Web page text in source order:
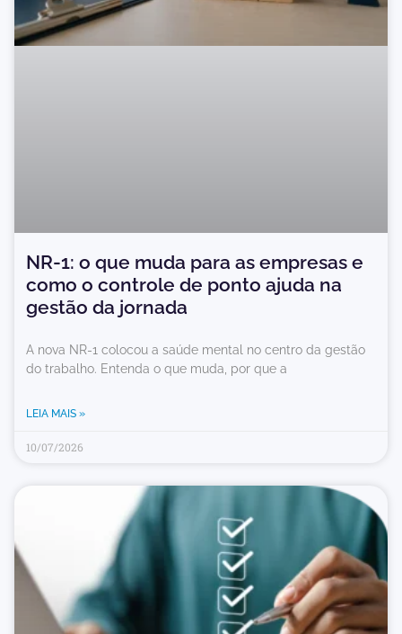
NR-1: o que muda para as empresas e
como o controle de ponto ajuda na
gestão da jornada
A nova NR-1 colocou a saúde mental no centro da gestão
do trabalho. Entenda o que muda, por que a
LEIA MAIS »
10/07/2026